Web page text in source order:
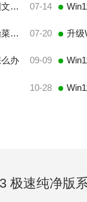
Win11笔记本如何分区？Win11笔记本分区图文操作方法 07-14
Win11开始菜单无法固定怎么办？Win11开始菜单无法固定解决方法 07-20 升级
办 09-09
10-28
极速纯净版